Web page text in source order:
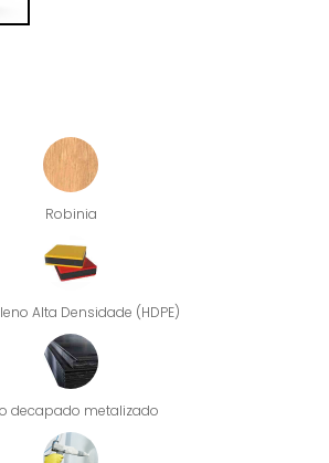
Robinia
Alta Densidade (HDPE)
decapado metalizado